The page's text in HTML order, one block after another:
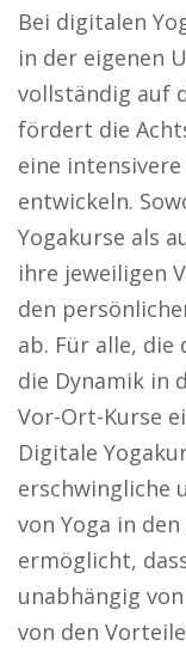
Bei digitalen
in der eigenen
vollständig auf
fördert die
eine
entwickeln.
Yogakurse als
ihre jeweiligen
den
ab. Für alle, die
die Dynamik in
Vor-Ort-Kurse
Digitale
erschwingliche
von Yoga in
ermöglicht,
unabhängig
von den